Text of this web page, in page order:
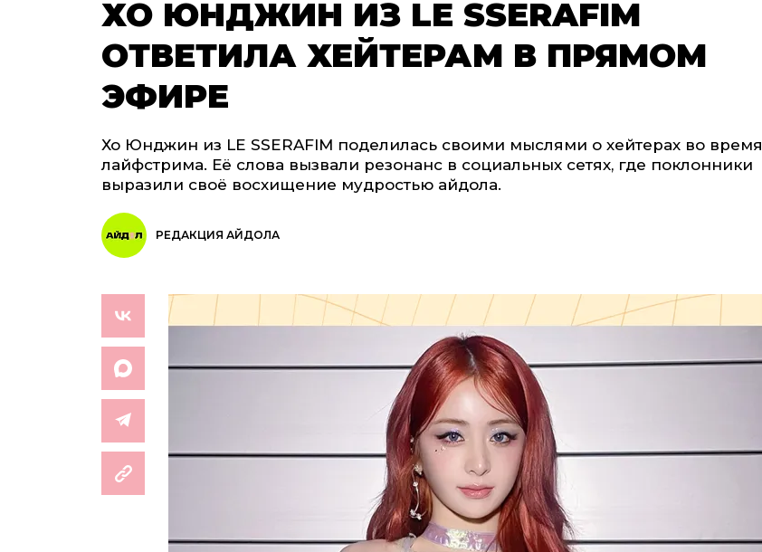
ХО ЮНДЖИН ИЗ LE SSERAFIM
ОТВЕТИЛА ХЕЙТЕРАМ В ПРЯМОМ
ЭФИРЕ
Хо Юнджин из LE SSERAFIM поделилась своими мыслями о хейтерах во время
лайфстрима. Её слова вызвали резонанс в социальных сетях, где поклонники
выразили своё восхищение мудростью айдола.
РЕДАКЦИЯ АЙДОЛА